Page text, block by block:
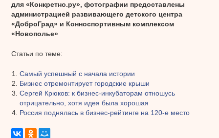
для «Конкретно.ру», фотографии предоставлены
администрацией развивающего детского центра
«ДоброГрад» и Конноспортивным комплексом
«Новополье»
Статьи по теме:
Самый успешный с начала истории
Бизнес отремонтирует городские крыши
Сергей Крюков: к бизнес-инкубаторам отношусь
отрицательно, хотя идея была хорошая
Россия поднялась в бизнес-рейтинге на 120-е место